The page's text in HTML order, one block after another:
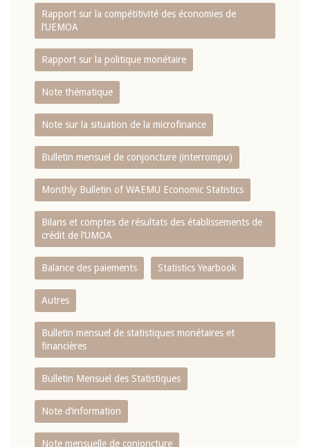
Rapport sur la compétitivité des économies de
l‘UEMOA
Rapport sur la politique monétaire
Note thématique
Note sur la situation de la microfinance
Bulletin mensuel de conjoncture (interrompu)
Monthly Bulletin of WAEMU Economic Statistics
Bilans et comptes de résultats des établissements de
crédit de l‘UMOA
Balance des paiements Statistics Yearbook
Autres
Bulletin mensuel de statistiques monétaires et
financières
Bulletin Mensuel des Statistiques
Note d’information
Note mensuelle de conjoncture